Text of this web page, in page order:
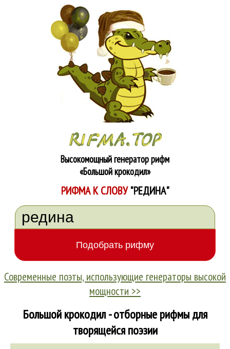
Высокомощный генератор рифм
«Большой крокодил»
РИФМА К СЛОВУ"РЕДИНА"
Современные поэты, использующие генераторы высокой
мощности >>
Большой крокодил - отборные рифмы для
творящейся поэзии